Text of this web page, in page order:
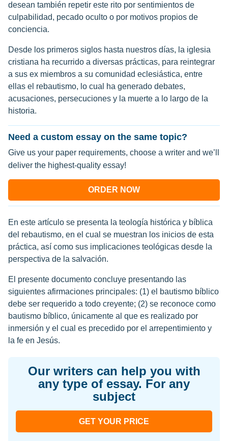
desean también repetir este rito por sentimientos de
culpabilidad, pecado oculto o por motivos propios de
conciencia.
Desde los primeros siglos hasta nuestros días, la iglesia
cristiana ha recurrido a diversas prácticas, para reintegrar
a sus ex miembros a su comunidad eclesiástica, entre
ellas el rebautismo, lo cual ha generado debates,
acusaciones, persecuciones y la muerte a lo largo de la
historia.
Need a custom essay on the same topic?
Give us your paper requirements, choose a writer and we’ll
deliver the highest-quality essay!
ORDER NOW
En este artículo se presenta la teología histórica y bíblica
del rebautismo, en el cual se muestran los inicios de esta
práctica, así como sus implicaciones teológicas desde la
perspectiva de la salvación.
El presente documento concluye presentando las
siguientes afirmaciones principales: (1) el bautismo bíblico
debe ser requerido a todo creyente; (2) se reconoce como
bautismo bíblico, únicamente al que es realizado por
inmersión y el cual es precedido por el arrepentimiento y
la fe en Jesús.
Our writers can help you with
any type of essay. For any
subject
GET YOUR PRICE